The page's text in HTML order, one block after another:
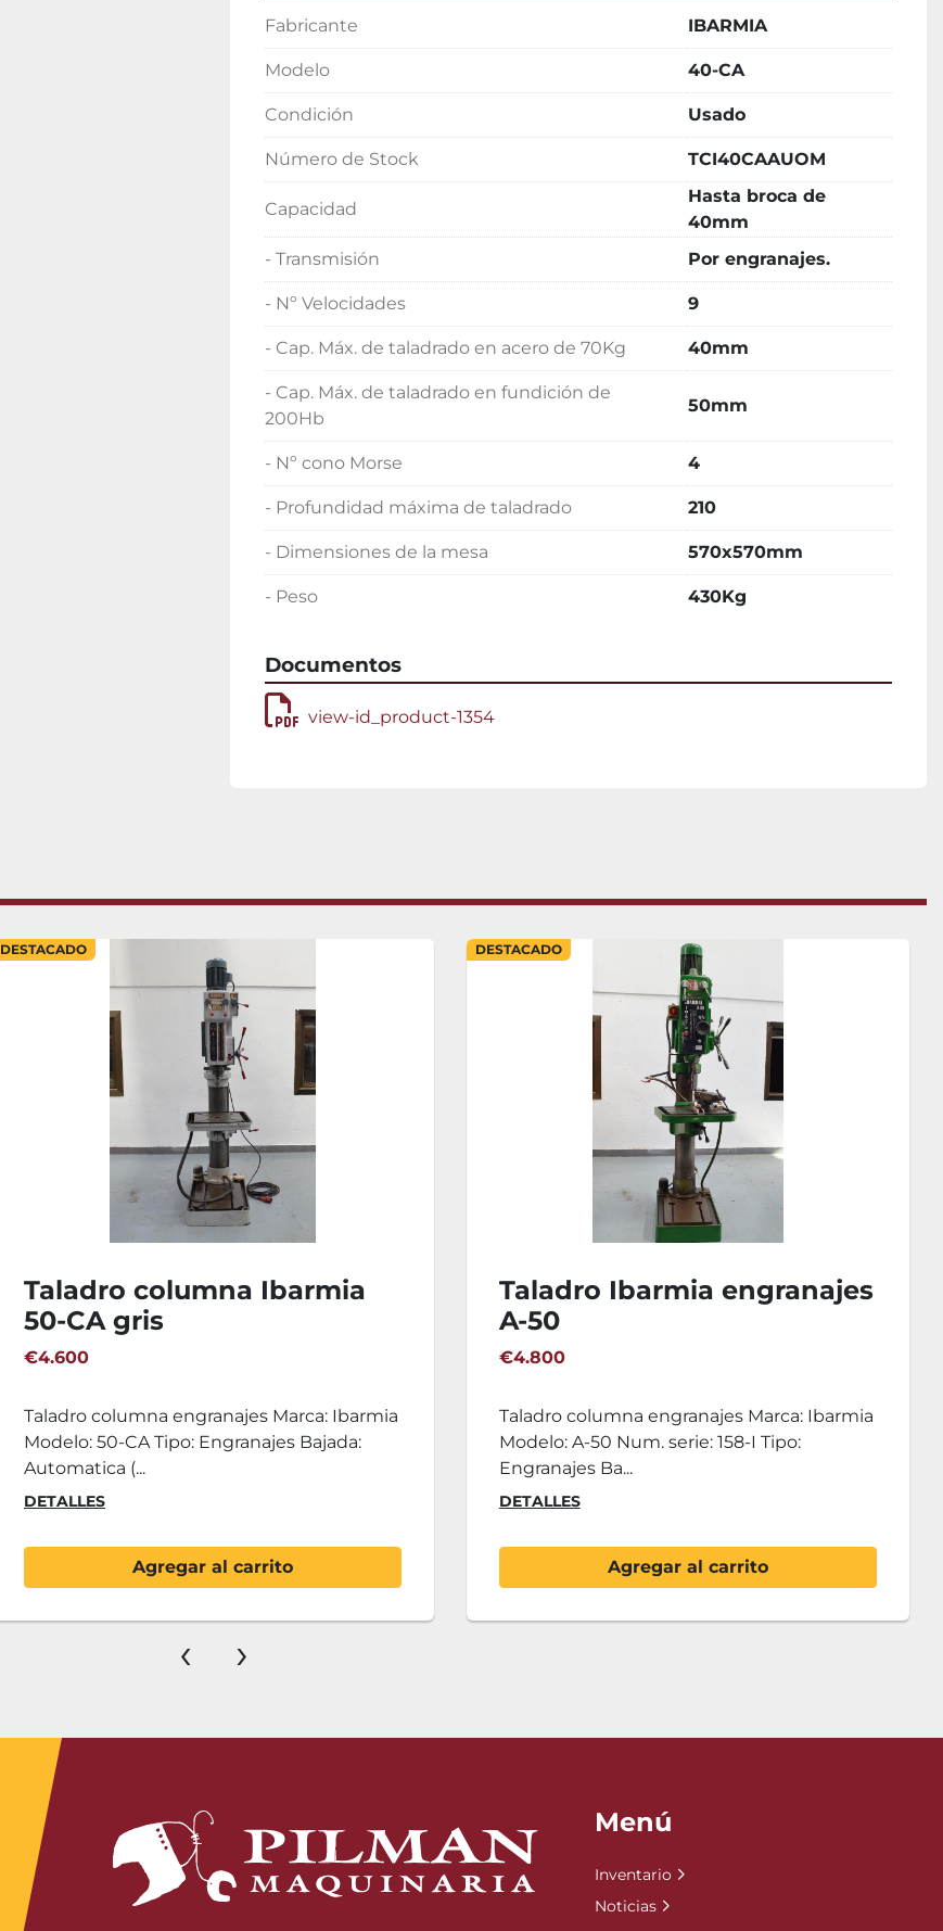
Fabricante IBARMIA
Modelo 40-CA
Condición Usado
Número de Stock TCI40CAAUOM
Capacidad
Hasta broca de
40mm
- Transmisión
Por engranajes.
- Nº Velocidades 9
- Cap. Máx. de taladrado en acero de 70Kg 40mm
- Cap. Máx. de taladrado en fundición de
200Hb
50mm
- Nº cono Morse 4
- Profundidad máxima de taladrado 210
- Dimensiones de la mesa 570x570mm
- Peso 430Kg
Documentos
view-id_product-1354
DESTACADO
Taladro Ibarmia engranajes
A-50
€4.800
Taladro columna engranajes Marca: Ibarmia
Modelo: A-50 Num. serie: 158-I Tipo:
Engranajes Ba...
DETALLES
Agregar al carrito
Taladro columna Ibarmia
45-CA 13-015
€4.400
Taladro columna engranajes Marca: Ibarmia
Modelo: 45-CA Tipo: Engranajes Capacidad
taladrado:...
DETALLES
Agregar al carrito
‹ ›
Menú
Inventario
Noticias